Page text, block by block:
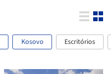
Kosovo Escritórios